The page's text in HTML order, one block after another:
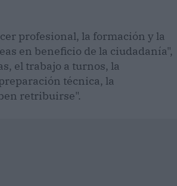
profesional, la formación y la
en beneficio de la ciudadanía",
el trabajo a turnos, la
técnica, la
retribuirse".